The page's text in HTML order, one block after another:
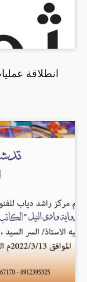
انطلاقة